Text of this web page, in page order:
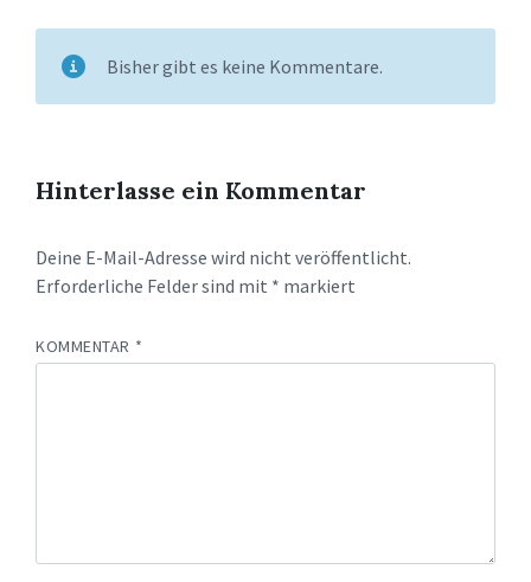
Bisher gibt es keine Kommentare.
Hinterlasse ein Kommentar
Deine E-Mail-Adresse wird nicht veröffentlicht.
Erforderliche Felder sind mit * markiert
KOMMENTAR *